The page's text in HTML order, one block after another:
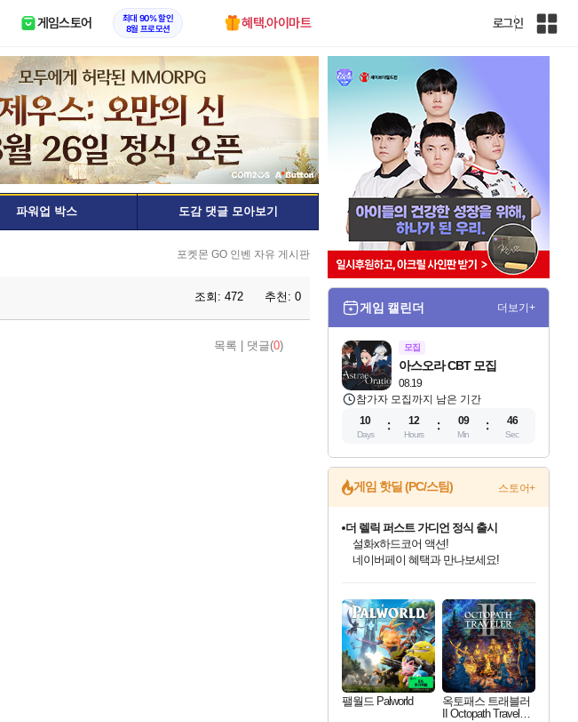
게임스토어
최대 90% 할인
8월 프로모션
혜택.아이마트 로그인
인
파워업 박스 도감 댓글 모아보기
포켓몬 GO 인벤 자유 게시판
조회: 472 추천: 0
목록 댓글(0)
게임 캘린더 더보기+
모집
08.19
아스오라 CBT 모집
참가자 모집까지 남은 기간
10
Days
12
Hours
09
Min
45
Sec
게임 핫딜 (PC/스팀) 스토어+
최대 90% 할인가를 만나보세요!
네이버혜택과 함께 만나보세요!
50%할인&추가 적립까지!
네이버 포인트 혜택까지!
이니&베니 혜택까지!
네이버 혜택가와 함께 예약하세요!
할인&네이버혜택으로 만나보세요!
더 렐릭 퍼스트 가디언 정식 출시
설화x하드코어 액션!
네이버페이 혜택과 만나보세요!
40주년 프로모션으로 만나보세요!
할인가에 만나보세요!
일부 에디션 상시 할인!
혜택으로 예약 판매 중
편안하게 충전하세요
팰월드 Palworld
옥토패스 트래블러
II Octopath Traveler I